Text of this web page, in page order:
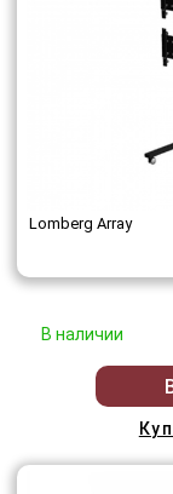
Lomberg Array
В наличии